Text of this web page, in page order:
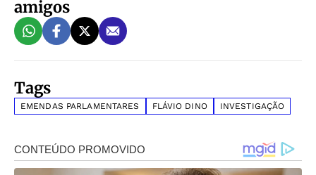
amigos
Tags
EMENDAS PARLAMENTARES FLÁVIO DINO INVESTIGAÇÃO